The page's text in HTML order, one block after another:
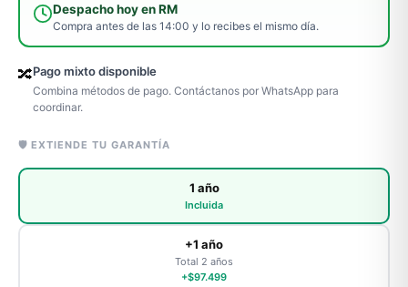
Despacho hoy en RM
Compra antes de las 14:00 y lo recibes el mismo día.
🔀Pago mixto disponible
Combina métodos de pago. Contáctanos por WhatsApp para
coordinar.
🛡️ EXTIENDE TU GARANTÍA
1 año
Incluida
+1 año
Total 2 años
+$97.499